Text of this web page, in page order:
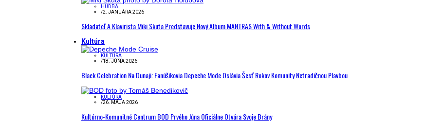
HUDBA
/2. JANUÁRA 2026
Skladateľ A Klavirista Miki Skuta Predstavuje Nový Album MANTRAS With & Without Words
Kultúra
KULTÚRA
/18. JÚNA 2026
Black Celebration Na Dunaji: Fanúšikovia Depeche Mode Oslávia Šesť Rokov Komunity Netradičnou Plavbou
KULTÚRA
/26. MÁJA 2026
Kultúrno-Komunitné Centrum BOD Prvého Júna Oficiálne Otvára Svoje Brány